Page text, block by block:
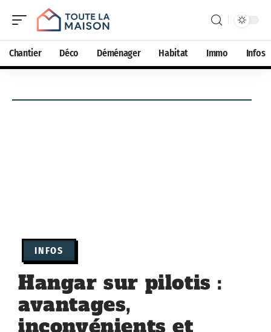
Chantier Déco Déménager Habitat Immo Infos
INFOS
Hangar sur pilotis :
avantages,
inconvénients et